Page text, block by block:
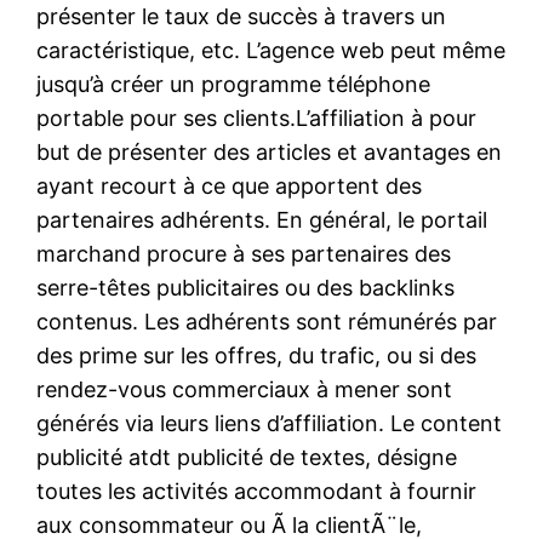
présenter le taux de succès à travers un
caractéristique, etc. L’agence web peut même
jusqu’à créer un programme téléphone
portable pour ses clients.L’affiliation à pour
but de présenter des articles et avantages en
ayant recourt à ce que apportent des
partenaires adhérents. En général, le portail
marchand procure à ses partenaires des
serre-têtes publicitaires ou des backlinks
contenus. Les adhérents sont rémunérés par
des prime sur les offres, du trafic, ou si des
rendez-vous commerciaux à mener sont
générés via leurs liens d’affiliation. Le content
publicité atdt publicité de textes, désigne
toutes les activités accommodant à fournir
aux consommateur ou Ã la clientÃ¨le,